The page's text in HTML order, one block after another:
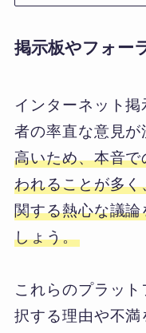
掲示板やフォー
インターネット
者の率直な意見が
高いため、本音
われることが多
関する熱心な議
しょう。
これらのプラッ
択する理由や不